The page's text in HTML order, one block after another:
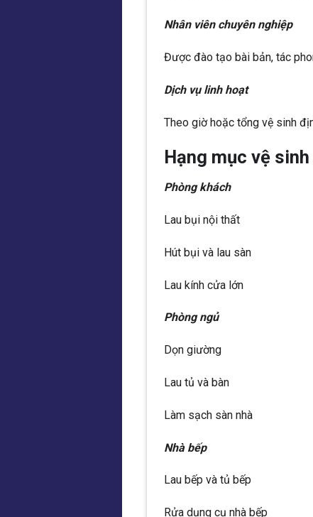
Nhân viên chuyên nghiệp
Được đào tạo bài bản, tác
Dịch vụ linh hoạt
Theo giờ hoặc tổng vệ sinh
Hạng mục vệ
Phòng khách
Lau bụi nội thất
Hút bụi và lau sàn
Lau kính cửa lớn
Phòng ngủ
Dọn giường
Lau tủ và bàn
Làm sạch sàn nhà
Nhà bếp
Lau bếp và tủ bếp
Rửa dụng cụ nhà bếp